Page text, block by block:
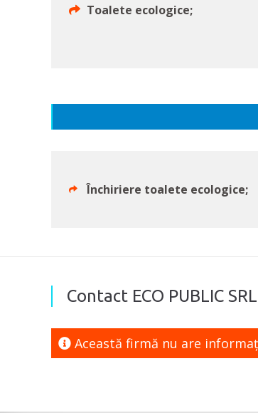
Toalete ecologice;
Închiriere toalete ecologice;
Contact ECO PUBLIC SRL
Această firmă nu are